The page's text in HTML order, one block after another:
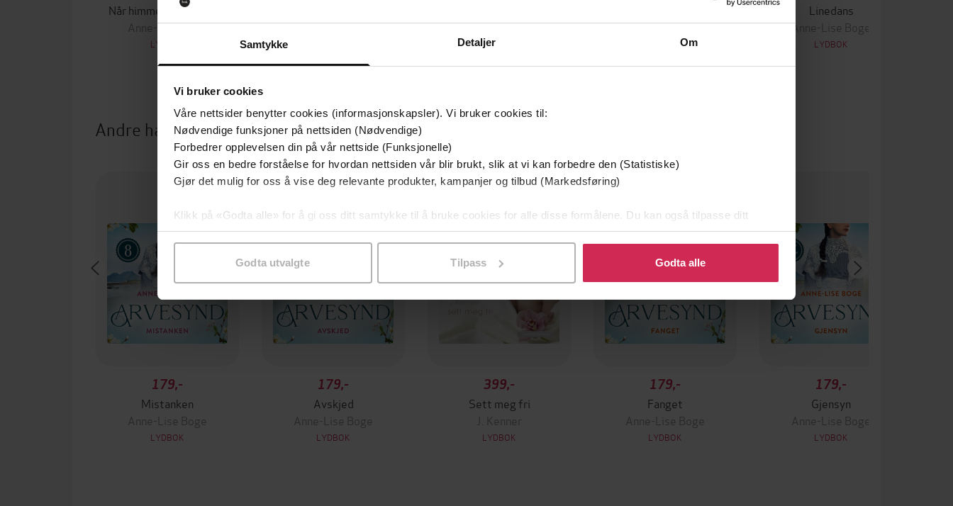
Samtykke Detaljer Om
Vi bruker cookies
Våre nettsider benytter cookies (informasjonskapsler). Vi bruker cookies til:
Nødvendige funksjoner på nettsiden (Nødvendige)
Forbedrer opplevelsen din på vår nettside (Funksjonelle)
Gir oss en bedre forståelse for hvordan nettsiden vår blir brukt, slik at vi kan forbedre den (Statistiske)
Gjør det mulig for oss å vise deg relevante produkter, kampanjer og tilbud (Markedsføring)
Klikk på «Godta alle» for å gi oss ditt samtykke til å bruke cookies for alle disse formålene. Du kan også tilpasse ditt
samtykke til spesifikke formål ved å klikke på «Tilpass». Du kan når som helst trekke tilbake eller endre ditt samtykke.
Godta utvalgte Tilpass Godta alle
Når himmelen faller ned
Anne-Lise Boge
LYDBOK
Anne-Lise Boge
Anne-Lise Boge
LYDBOK
Anne-Lise Boge
LYDBOK
Linedans
Anne-Lise Boge
LYDBOK
Andre har også kjøpt
179,-
Mistanken
Anne-Lise Boge
LYDBOK
179,-
Avskjed
Anne-Lise Boge
LYDBOK
Premium
399,-
Sett meg fri
J. Kenner
LYDBOK
179,-
Fanget
Anne-Lise Boge
LYDBOK
179,-
Gjensyn
Anne-Lise Boge
LYDBOK